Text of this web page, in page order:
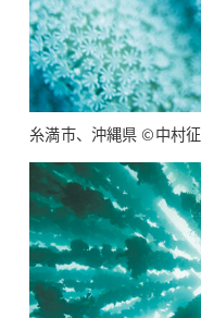
糸満市、沖縄県 ©中村征